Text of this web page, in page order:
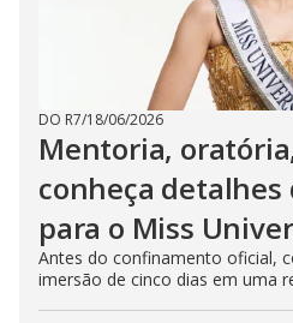
DO R7/18/06/2026
Mentoria,
conheça detalhes
para o Miss
Antes do confinamento oficial,
imersão de cinco dias em uma